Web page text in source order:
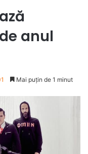
anul
Mai puțin de 1 minut